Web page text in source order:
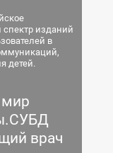
изданий
в
детей.
врач